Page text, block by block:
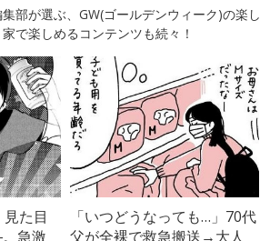
部が選ぶ、GW(ゴールデンウィーク)の楽し
で楽しめるコンテンツも続々！
た目
急激
「いつどうなっても…」70代
父が全裸で救急搬送→大人